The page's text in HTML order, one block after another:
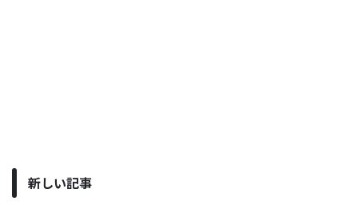
新しい記事